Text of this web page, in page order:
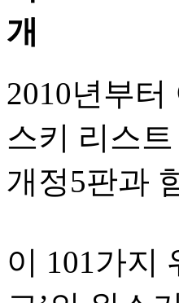
2010년부
스키 리스트
개정5판과
이 101가지